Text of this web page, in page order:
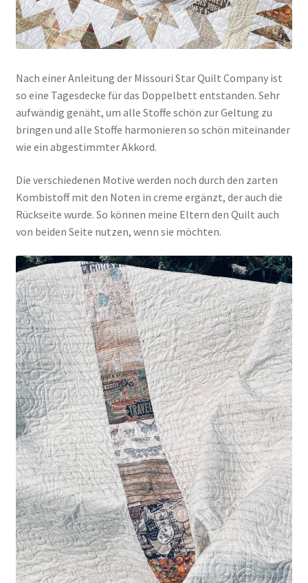
Nach einer Anleitung der Missouri Star Quilt Company ist
so eine Tagesdecke für das Doppelbett entstanden. Sehr
aufwändig genäht, um alle Stoffe schön zur Geltung zu
bringen und alle Stoffe harmonieren so schön miteinander
wie ein abgestimmter Akkord.
Die verschiedenen Motive werden noch durch den zarten
Kombistoff mit den Noten in creme ergänzt, der auch die
Rückseite wurde. So können meine Eltern den Quilt auch
von beiden Seite nutzen, wenn sie möchten.